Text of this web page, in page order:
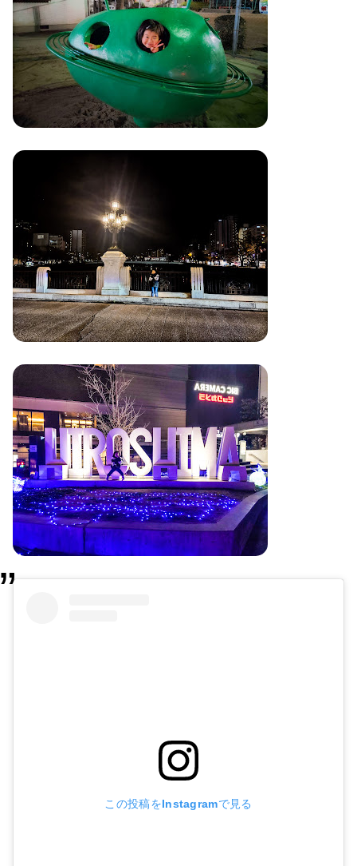
この投稿をInstagramで見る